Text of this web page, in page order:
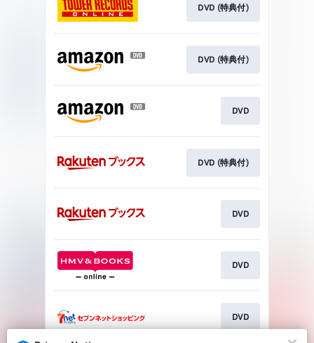
DVD (特典付)
DVD (特典付)
DVD
DVD (特典付)
DVD
DVD
DVD